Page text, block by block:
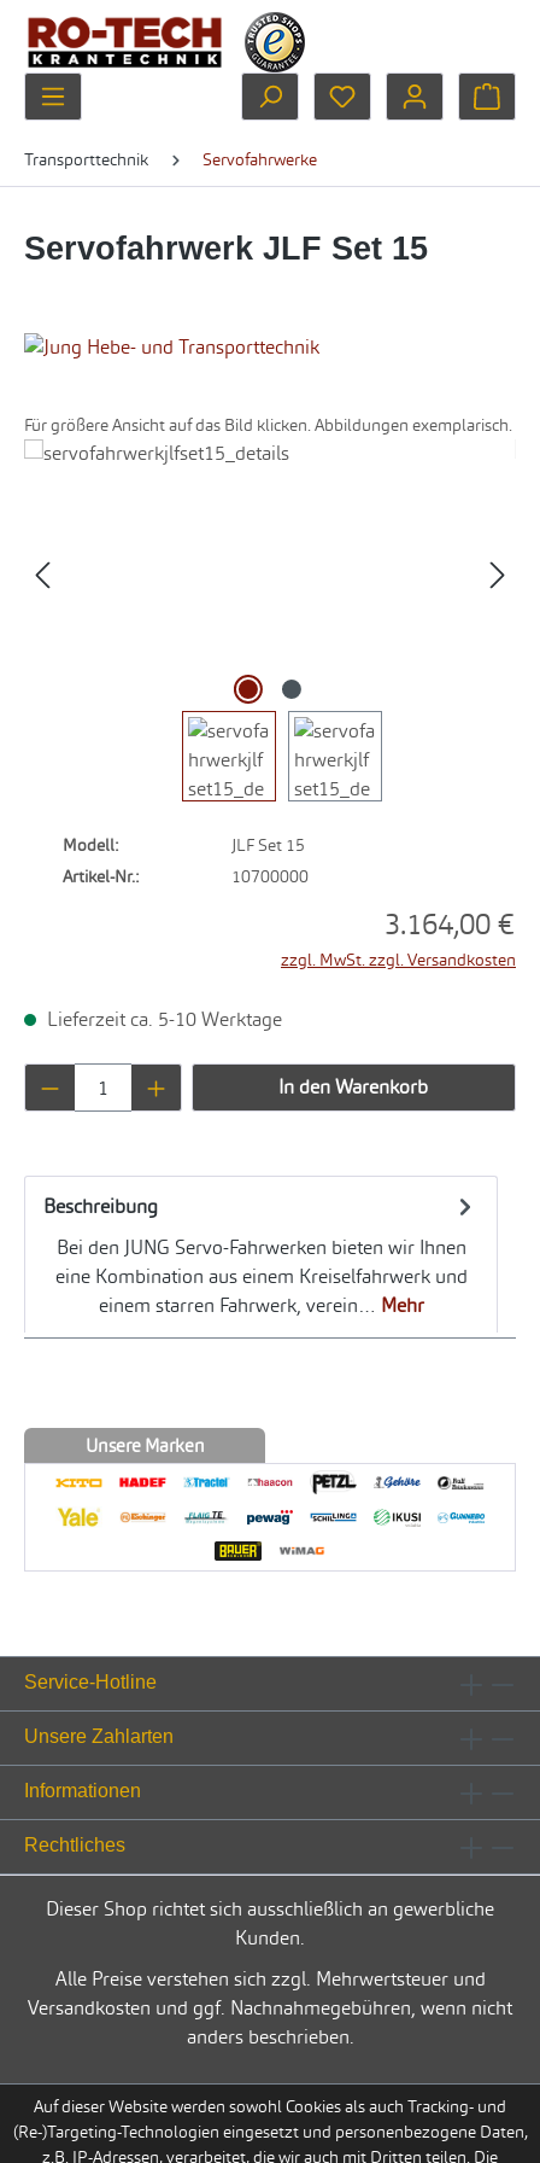
Zum Hauptinhalt springen
Du hast 0 Produkte
Transporttechnik Servofahrwerke
Servofahrwerk JLF Set 15
Für größere Ansicht auf das Bild klicken. Abbildungen exemplarisch.
Bildergalerie überspringen
Modell:
JLF Set 15
Artikel-Nr.:
10700000
3.164,00 €
zzgl. MwSt. zzgl. Versandkosten
Lieferzeit ca. 5-10 Werktage
Produkt Anzahl: Gib den gewünschten
In den Warenkorb
Beschreibung
Bei den JUNG Servo-Fahrwerken bieten wir Ihnen
eine Kombination aus einem Kreiselfahrwerk und
einem starren Fahrwerk, verein… Mehr
Unsere Marken
Service-Hotline
Unsere Zahlarten
Informationen
Rechtliches
Dieser Shop richtet sich ausschließlich an gewerbliche
Kunden.
Alle Preise verstehen sich zzgl. Mehrwertsteuer und
Versandkosten und ggf. Nachnahmegebühren, wenn nicht
anders beschrieben.
Auf dieser Website werden sowohl Cookies als auch Tracking- und
(Re-)Targeting-Technologien eingesetzt und personenbezogene Daten,
z.B. IP-Adressen, verarbeitet, die wir auch mit Dritten teilen. Die